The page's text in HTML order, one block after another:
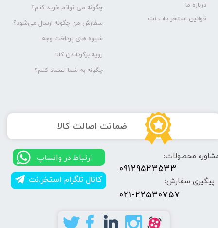
درباره ما
قوانین استخر دات نت
چگونه می توانم خرید کنم؟
سفارش من چگونه ارسال می‌شود؟
شیوه های پرداخت وجه
رویه برگرداندن کالا
چگونه به شما اعتماد کنم؟
پیگیری سفارش:
021-22530757
کانال تلگرام استخر.نت
محصولات:
09129523533
​​ارتباط در واتساپ
​ضمانت اصالت کالا